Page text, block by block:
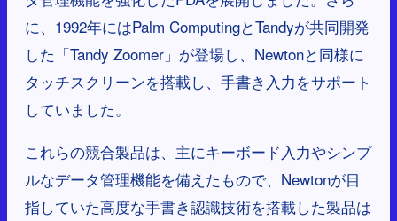
に、1992年にはPalm ComputingとTandyが共同開発
した「Tandy Zoomer」が登場し、Newtonと同様に
タッチスクリーンを搭載し、手書き入力をサポート
していました。
これらの競合製品は、主にキーボード入力やシンプ
ルなデータ管理機能を備えたもので、Newtonが目
指していた高度な手書き認識技術を搭載した製品は